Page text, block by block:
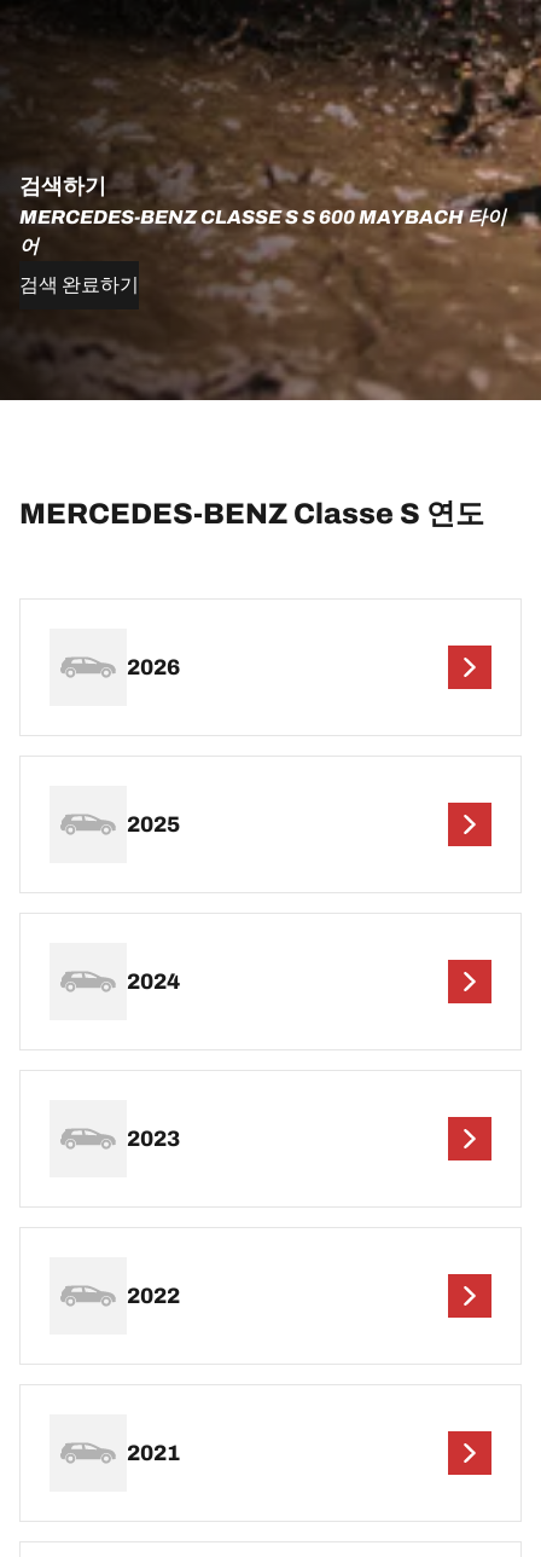
검색하기
MERCEDES-BENZ CLASSE S S 600 MAYBACH 타이
어
검색 완료하기
MERCEDES-BENZ Classe S 연도
2026
2025
2024
2023
2022
2021